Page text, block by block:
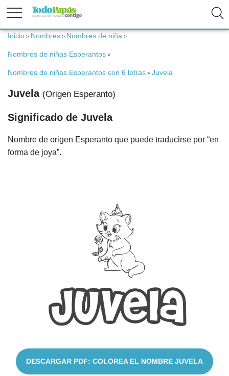
Fertilidad
Embarazo
Inicio > Nombres > Nombres de niña >
Nombres de niñas Esperantos >
Nombres de niñas Esperantos con 6 letras > Juvela
Juvela (Origen Esperanto)
Significado de Juvela
Nombre de origen Esperanto que puede traducirse por “en
forma de joya”.
DESCARGAR PDF: COLOREA EL NOMBRE JUVELA